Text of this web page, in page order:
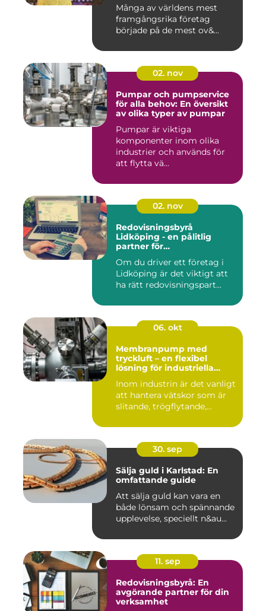
Många av världens mest
framgångsrika företag
började på de mest ov&...
02. nov
Pumpar och pumpservice
för alla behov: En översikt
av olika typer av pumpar
Pumpar är viktiga
komponenter inom olika
industrier och används för
att flytta vä...
02. nov
Redovisningsbyrå
Lidköping - en pålitlig
partner för
Lidköping
Om du driver ett företag i
Lidköping är det viktigt att
ha rätt redovisningspart...
06. okt
Membranpump med
tryckluft – en flexibel
lösning för industriella
Inom industrin är det vanligt
att hantera vätskor som är
slitande, trögflytande,...
30. sep
Sälja guld i Karlstad: En
omfattande guide
Att sälja guld kan vara en
både lönsam och spännande
upplevelse, speciellt n&au...
11. sep
Redovisningsbyrå: En
avgörande partner för din
verksamhet